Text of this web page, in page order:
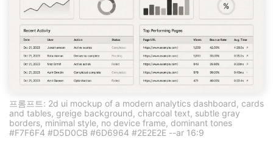
프롬프트: 2d ui mockup of a modern analytics dashboard, cards
and tables, greige background, charcoal text, subtle gray
borders, minimal style, no device frame, dominant tones
#F7F6F4 #D5D0CB #6D6964 #2E2E2E --ar 16:9